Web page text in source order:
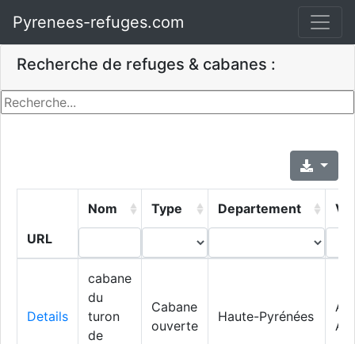
Pyrenees-refuges.com
Recherche de refuges & cabanes :
URL
Nom Type Departement
Details
cabane
du
turon
de
Cabane
ouverte
Haute-Pyrénées